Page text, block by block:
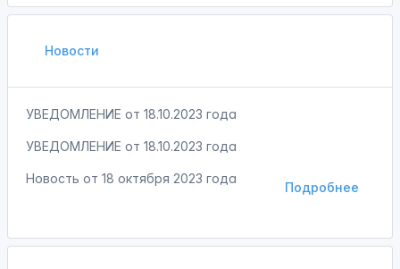
Новости
УВЕДОМЛЕНИЕ от 18.10.2023 года
УВЕДОМЛЕНИЕ от 18.10.2023 года
Подробнее
Новость от 18 октября 2023 года